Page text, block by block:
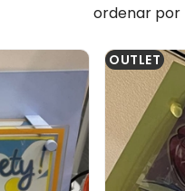
ordenar por
OUTLET